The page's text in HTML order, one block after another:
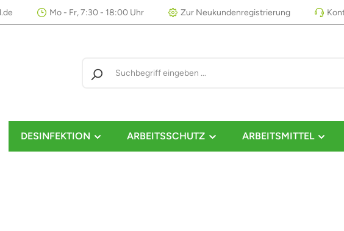
Mo - Fr, 7:30 - 18:00 Uhr Zur Neukundenregistrierung
DESINFEKTION ARBEITSSCHUTZ ARBEITSMITTEL